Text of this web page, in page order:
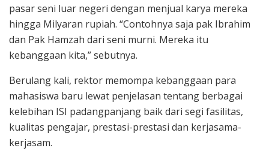
pasar seni luar negeri dengan menjual karya mereka
hingga Milyaran rupiah. “Contohnya saja pak Ibrahim
dan Pak Hamzah dari seni murni. Mereka itu
kebanggaan kita,” sebutnya.
Berulang kali, rektor memompa kebanggaan para
mahasiswa baru lewat penjelasan tentang berbagai
kelebihan ISI padangpanjang baik dari segi fasilitas,
kualitas pengajar, prestasi-prestasi dan kerjasama-
kerjasam.